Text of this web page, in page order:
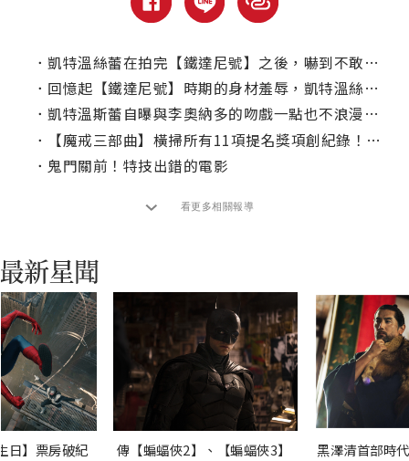
． 凱特溫絲蕾在拍完【鐵達尼號】之後，嚇到不敢睡覺？
． 回憶起【鐵達尼號】時期的身材羞辱，凱特溫絲蕾忍不住哭了
． 凱特溫斯蕾自曝與李奧納多的吻戲一點也不浪漫：簡直是噩夢！
．
【魔戒三部曲】橫掃所有11項提名獎項創紀錄！10個你可能不知道的奧斯卡有趣記錄(下)
． 鬼門關前！特技出錯的電影
看更多相關報導
日】票房破紀
傳【蝙蝠俠2】、【蝙蝠俠3】
黑澤清首部時